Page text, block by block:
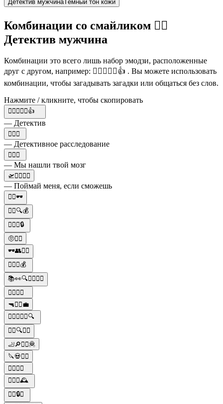
Детектив мужчина Тёмный тон кожи
Комбинации со смайликом 🕵️‍♂️
Детектив мужчина
Комбинации это всего лишь набор эмодзи, расположенные
друг с другом, например: 🕵️‍♂️💀🔎🔑👍 . Вы можете использовать
комбинации, чтобы загадывать загадки или общаться без слов.
Нажмите / кликните, чтобы скопировать
🕵️‍♂️💀🔎🔑👍
— Детектив
🕵️‍♂️🔎
— Детективное расследование
🕵️‍♂️🧠
— Мы нашли твой мозг
🛫🏃‍♂️🕵️‍♂️
— Поймай меня, если сможешь
🕵️‍♂️🕶
🕵️‍♂️🔍💰
🕵️‍♂️👀🔒
🤨🕵️‍♂️
🕶️👥🕵️‍♂️
🕵️‍♂️💼💰
📚👀🔍🕵️‍♂️🕵️‍♀️
🕵️‍♂️🔎🚪
🔫🕵️‍♂️💼
🕵️‍♂️🔎🕵️‍♀️🔍
🕵️‍♂️🔍🕵️‍♀️
🦶🔎🕵️‍♂️🦧
🔪💀🕵️‍♂️
🕵️‍♂️🔪🌃
🕵️‍♂️🔎🕰️
🕵️‍♂️🔒🚪